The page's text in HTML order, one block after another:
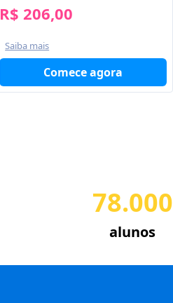
R$ 206,00
Saiba mais
Comece agora
78.000
alunos